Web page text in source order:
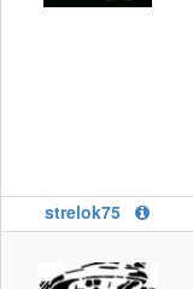
strelok75